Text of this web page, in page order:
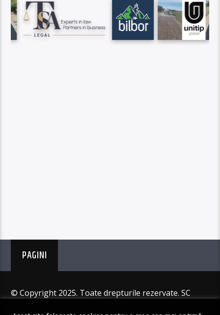
PAGINI
© Copyright 2025. Toate drepturile rezervate. SC